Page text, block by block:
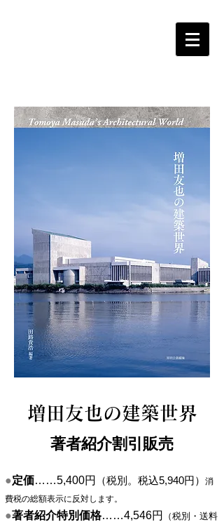
増田友也の建築世界
著者紹介割引販売
●定価……5,400円 （税別。税込5,940円）
消
費税の総額表示に反対します。
●著者紹介特別価格……4,546円
（税別・送料